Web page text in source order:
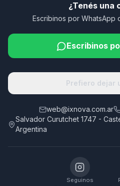
¿Tenés una
Escribinos por WhatsApp
Escribinos
Prefiero dejar
web@ixnova.com.ar
Salvador Curutchet 1747 -
Argentina
Seguinos